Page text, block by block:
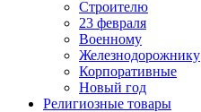
Строителю
23 февраля
Военному
Железнодорожнику
Корпоративные
Новый год
Религиозные товары